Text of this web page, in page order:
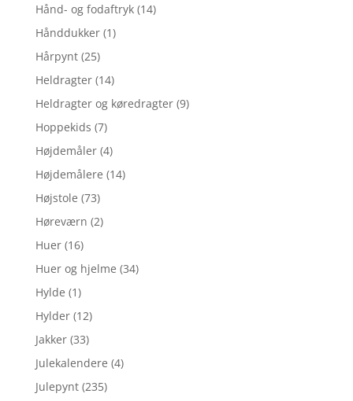
Hånd- og fodaftryk (14)
Hånddukker (1)
Hårpynt (25)
Heldragter (14)
Heldragter og køredragter (9)
Hoppekids (7)
Højdemåler (4)
Højdemålere (14)
Højstole (73)
Høreværn (2)
Huer (16)
Huer og hjelme (34)
Hylde (1)
Hylder (12)
Jakker (33)
Julekalendere (4)
Julepynt (235)